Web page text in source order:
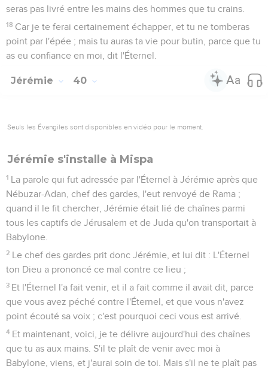
seras pas livré entre les mains des hommes que tu crains.
18 Car je te ferai certainement échapper, et tu ne tomberas
point par l'épée ; mais tu auras ta vie pour butin, parce que tu
as eu confiance en moi, dit l'Éternel.
Jérémie 40
Seuls les Évangiles sont disponibles en vidéo pour le moment.
Jérémie s'installe à Mispa
1 La parole qui fut adressée par l'Éternel à Jérémie après que
Nébuzar-Adan, chef des gardes, l'eut renvoyé de Rama ;
quand il le fit chercher, Jérémie était lié de chaînes parmi
tous les captifs de Jérusalem et de Juda qu'on transportait à
Babylone.
2 Le chef des gardes prit donc Jérémie, et lui dit : L'Éternel
ton Dieu a prononcé ce mal contre ce lieu ;
3 Et l'Éternel l'a fait venir, et il a fait comme il avait dit, parce
que vous avez péché contre l'Éternel, et que vous n'avez
point écouté sa voix ; c'est pourquoi ceci vous est arrivé.
4 Et maintenant, voici, je te délivre aujourd'hui des chaînes
que tu as aux mains. S'il te plaît de venir avec moi à
Babylone, viens, et j'aurai soin de toi. Mais s'il ne te plaît pas